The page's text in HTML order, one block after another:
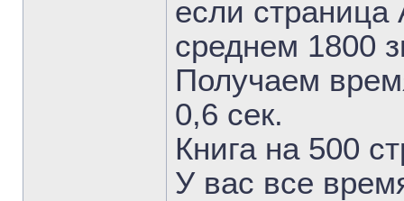
если страница
среднем 1800
Получаем
0,6 сек.
Книга на 500
У вас все